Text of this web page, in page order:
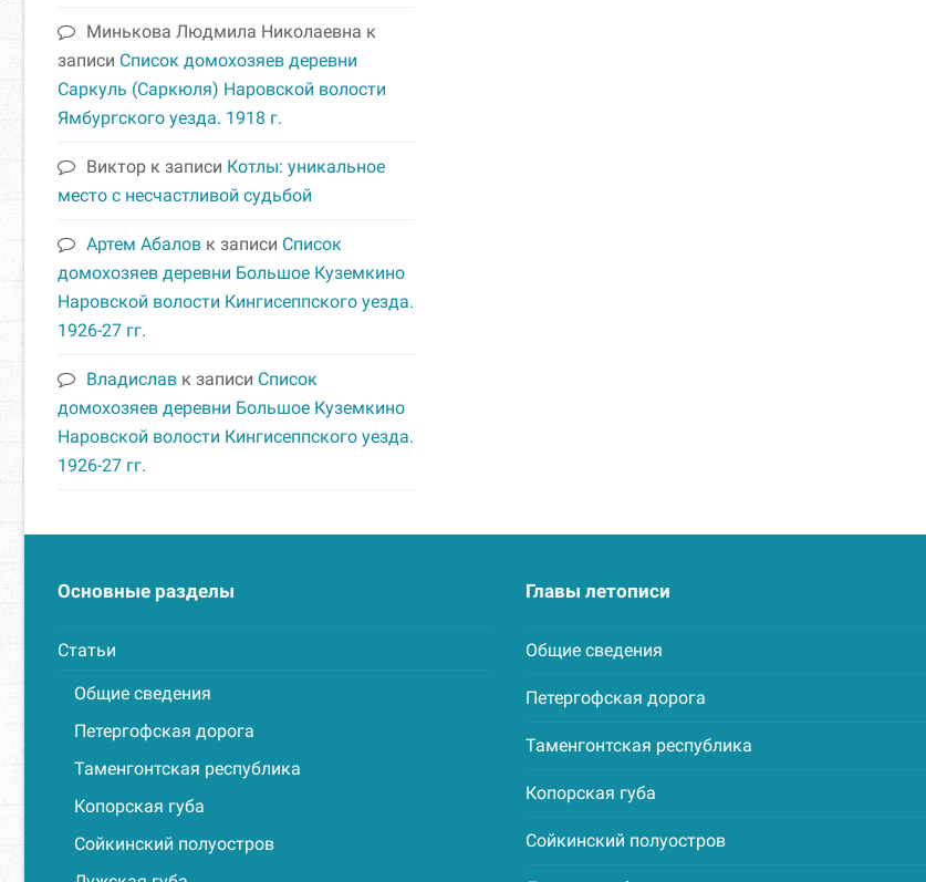
Минькова Людмила Николаевна к
записи Список домохозяев деревни
Саркуль (Саркюля) Наровской волости
Ямбургского уезда. 1918 г.
Виктор к записи Котлы: уникальное
место с несчастливой судьбой
Артем Абалов к записи Список
домохозяев деревни Большое Куземкино
Наровской волости Кингисеппского уезда.
1926-27 гг.
Владислав к записи Список
домохозяев деревни Большое Куземкино
Наровской волости Кингисеппского уезда.
1926-27 гг.
Основные разделы
Статьи
Общие сведения
Петергофская дорога
Таменгонтская республика
Копорская губа
Сойкинский полуостров
Главы летописи
Общие сведения
Петергофская дорога
Таменгонтская республика
Копорская губа
Сойкинский полуостров